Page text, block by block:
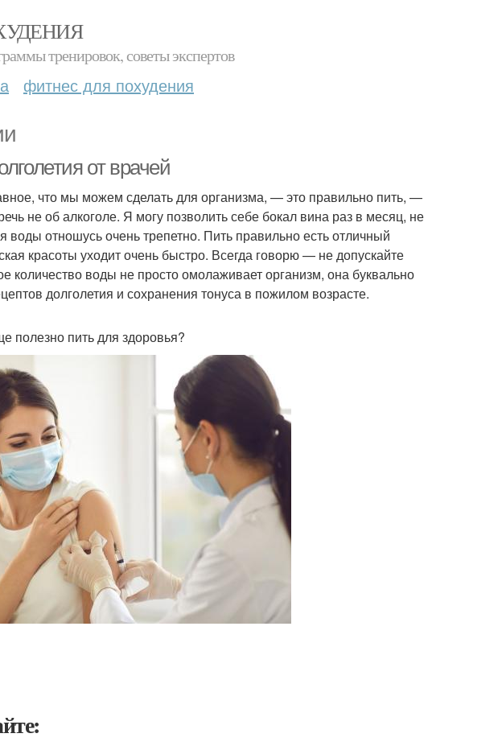
тренировок, советы экспертов
фитнес для похудения
от врачей
что мы можем сделать для организма, — это правильно пить, —
не об алкоголе. Я могу позволить себе бокал вина раз в месяц, не
отношусь очень трепетно. Пить правильно есть отличный
красоты уходит очень быстро. Всегда говорю — не допускайте
количество воды не просто омолаживает организм, она буквально
долголетия и сохранения тонуса в пожилом возрасте.
полезно пить для здоровья?